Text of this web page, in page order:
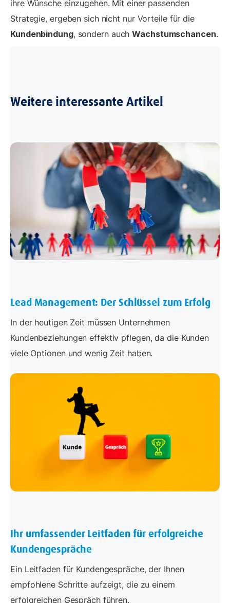
ihre Wünsche einzugehen. Mit einer passenden
Strategie, ergeben sich nicht nur Vorteile für die
Kundenbindung, sondern auchWachstumschancen.
Weitere interessante Artikel
Lead Management: Der Schlüssel zum Erfolg
In der heutigen Zeit müssen Unternehmen
Kundenbeziehungen effektiv pflegen, da die Kunden
viele Optionen und wenig Zeit haben.
Ihr umfassender Leitfaden für erfolgreiche
Kundengespräche
Ein Leitfaden für Kundengespräche, der Ihnen
empfohlene Schritte aufzeigt, die zu einem
erfolgreichen Gespräch führen.